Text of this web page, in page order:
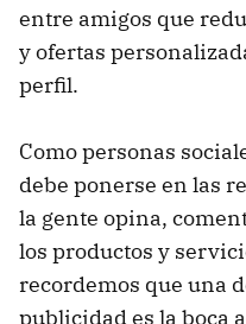
entre amigos que
y ofertas
perfil.
Como personas
debe ponerse en las
la gente opina,
los productos y
recordemos que una
publicidad es la boca